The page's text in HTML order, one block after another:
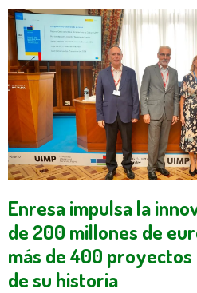
Enresa impulsa la
de 200 millones de
más de 400 proyectos
de su historia